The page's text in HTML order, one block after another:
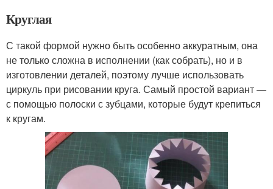
Круглая
С такой формой нужно быть особенно аккуратным, она
не только сложна в исполнении (как собрать), но и в
изготовлении деталей, поэтому лучше использовать
циркуль при рисовании круга. Самый простой вариант —
с помощью полоски с зубцами, которые будут крепиться
к кругам.